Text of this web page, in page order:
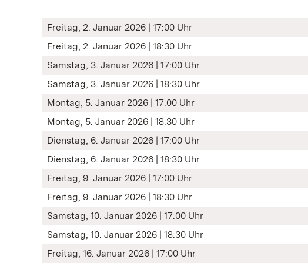
Freitag, 2. Januar 2026 | 17:00 Uhr
Freitag, 2. Januar 2026 | 18:30 Uhr
Samstag, 3. Januar 2026 | 17:00 Uhr
Samstag, 3. Januar 2026 | 18:30 Uhr
Montag, 5. Januar 2026 | 17:00 Uhr
Montag, 5. Januar 2026 | 18:30 Uhr
Dienstag, 6. Januar 2026 | 17:00 Uhr
Dienstag, 6. Januar 2026 | 18:30 Uhr
Freitag, 9. Januar 2026 | 17:00 Uhr
Freitag, 9. Januar 2026 | 18:30 Uhr
Samstag, 10. Januar 2026 | 17:00 Uhr
Samstag, 10. Januar 2026 | 18:30 Uhr
Freitag, 16. Januar 2026 | 17:00 Uhr